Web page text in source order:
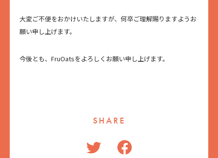
大変ご不便をおかけいたしますが、何卒ご理解賜りますようお
願い申し上げます。
今後とも、FruOatsをよろしくお願い申し上げます。
SHARE